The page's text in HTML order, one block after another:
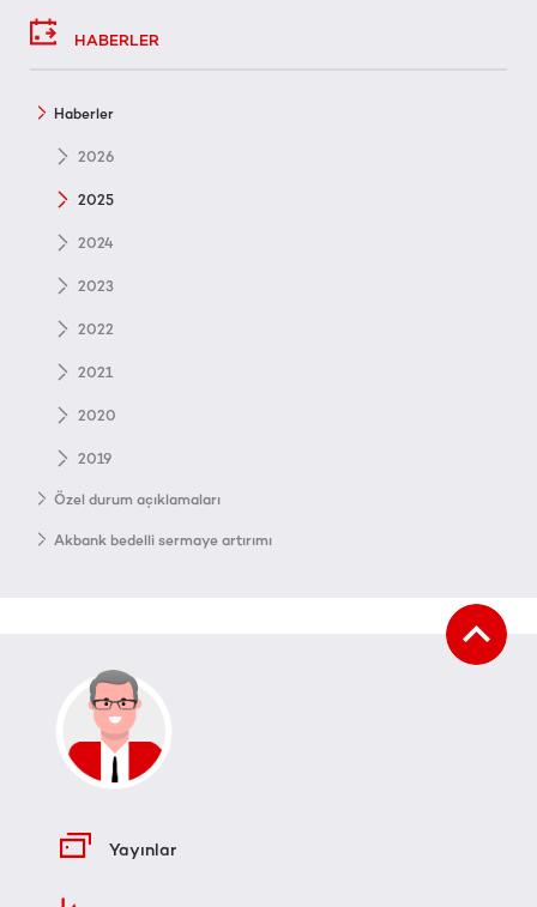
HABERLER
Haberler
2026
2025
2024
2023
2022
2021
2020
2019
Özel durum açıklamaları
Akbank bedelli sermaye artırımı
Yayınlar